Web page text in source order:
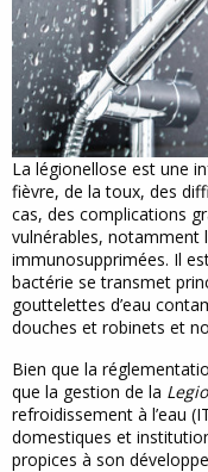
La légionellose est une
fièvre, de la toux, des
cas, des complications
vulnérables, notamment
immunosupprimées. Il
bactérie se transmet
gouttelettes d’eau
douches et robinets et
Bien que la
que la gestion de la
refroidissement à l’eau
domestiques et
propices à son